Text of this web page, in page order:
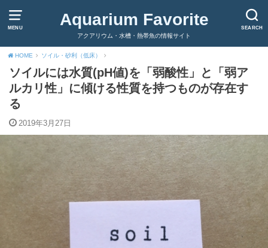
MENU SEARCH
Aquarium Favorite
アクアリウム・水槽・熱帯魚の情報サイト
HOME ソイル・砂利（低床）
ソイルには水質(pH値)を「弱酸性」と「弱ア
ルカリ性」に傾ける性質を持つものが存在す
る
2019年3月27日